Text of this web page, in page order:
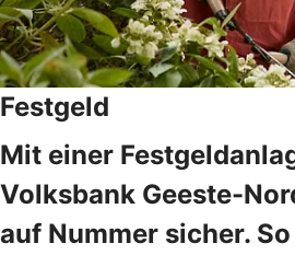
Festgeld
Mit einer
Volksbank Geeste-
auf Nummer sicher.